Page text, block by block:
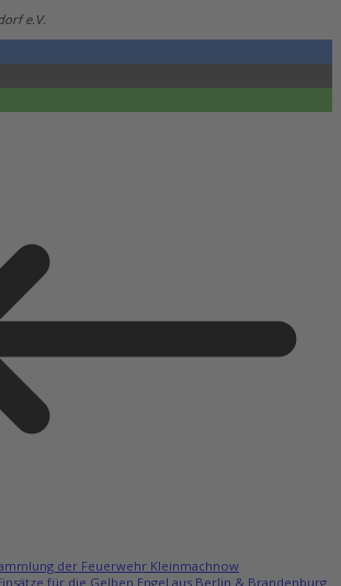
e.V.
der Feuerwehr Kleinmachnow
für die Gelben Engel aus Berlin & Brandenburg